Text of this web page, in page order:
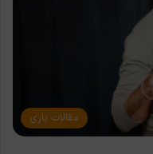
مقالات بازی